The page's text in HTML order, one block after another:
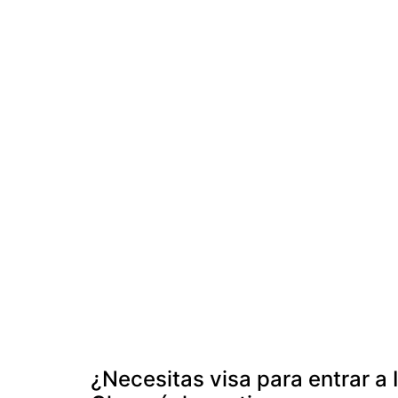
¿Necesitas visa para entrar a